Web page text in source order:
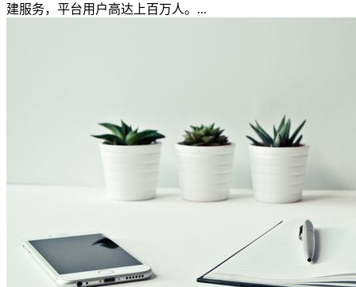
建服务，平台用户高达上百万人。...